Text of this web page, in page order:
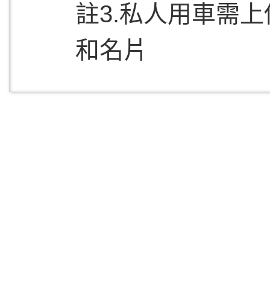
註3.私人用車需
和名片